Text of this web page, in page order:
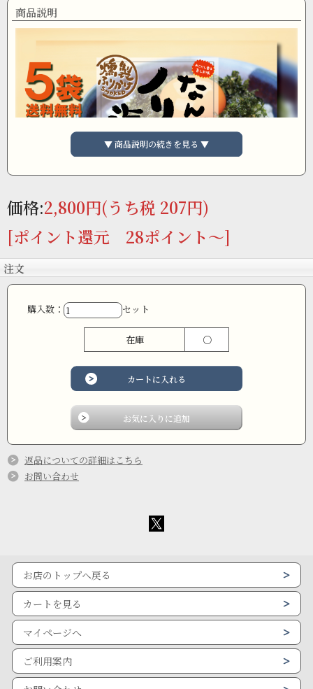
商品説明
▼ 商品説明の続きを見る ▼
価格:2,800円(うち税 207円)
[ポイント還元 28ポイント～]
注文
購入数： セット
在庫 ○
返品についての詳細はこちら
お問い合わせ
お店のトップへ戻る
カートを見る
マイページへ
ご利用案内